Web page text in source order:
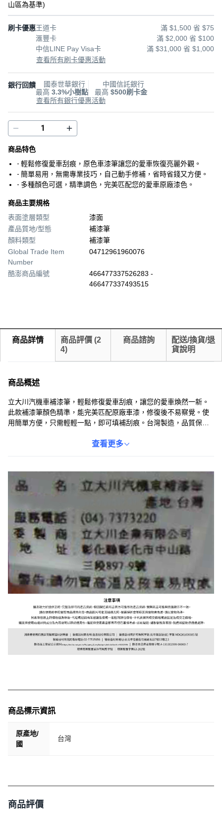
山區為基準)
刷卡優惠王道卡
滿 $1,500 省 $75
滙豐卡
滿 $2,000 省 $100
中信LINE Pay Visa卡
滿 $31,000 省 $1,000
查看所有刷卡優惠活動
銀行回饋
國泰世華銀行
最高 3.3%小樹點
中國信託銀行
最高 $500刷卡金
查看所有銀行優惠活動
商品特色
- 輕鬆修復愛車刮痕，原色車漆筆讓您的愛車恢復亮麗外觀。
- 簡單易用，無需專業技巧，自己動手修補，省時省錢又方便。
- 多種顏色可選，精準調色，完美匹配您的愛車原廠漆色。
商品主要規格
表面塗層類型
漆面
產品質地/型態
補漆筆
顏料類型
補漆筆
Global Trade Item
Number
04712961960076
酷澎商品編號
466477337526283 -
466477337493515
商品詳情 商品評價 (2
4)
商品諮詢
配送/換貨/退
貨說明
商品概述
立大川汽機車補漆筆，輕鬆修復愛車刮痕，讓您的愛車煥然一新。
此款補漆筆顏色精準，能完美匹配原廠車漆，修復後不易察覺。使
用簡單方便，只需輕輕一點，即可填補刮痕。台灣製造，品質保
能幫您輕鬆解決，省時省力又省錢。
查看更多
商品標示資訊
原產地/
國
台灣
商品評價